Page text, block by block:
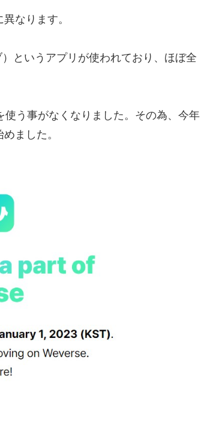
なります。
というアプリが使われており、ほぼ全
う事がなくなりました。その為、今年
ました。